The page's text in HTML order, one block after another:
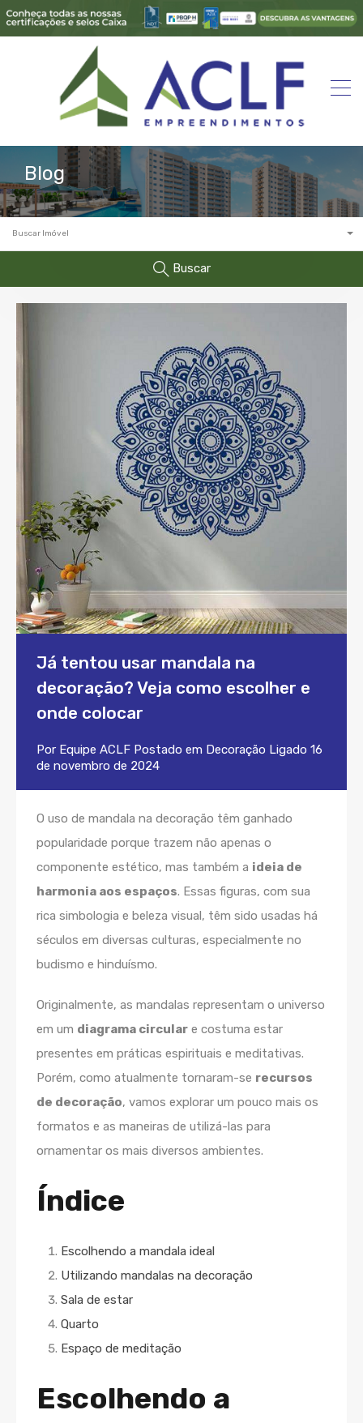
Blog
Buscar Imóvel
Buscar
Já tentou usar mandala na
decoração? Veja como escolher e
onde colocar
Por Equipe ACLF Postado em Decoração Ligado 16
de novembro de 2024
O uso de mandala na decoração têm ganhado
popularidade porque trazem não apenas o
componente estético, mas também a ideia de
harmonia aos espaços. Essas figuras, com sua
rica simbologia e beleza visual, têm sido usadas há
séculos em diversas culturas, especialmente no
budismo e hinduísmo.
Originalmente, as mandalas representam o universo
em um diagrama circular e costuma estar
presentes em práticas espirituais e meditativas.
Porém, como atualmente tornaram-se recursos
de decoração, vamos explorar um pouco mais os
formatos e as maneiras de utilizá-las para
ornamentar os mais diversos ambientes.
Índice
Escolhendo a mandala ideal
Utilizando mandalas na decoração
Sala de estar
Quarto
Espaço de meditação
Escolhendo a